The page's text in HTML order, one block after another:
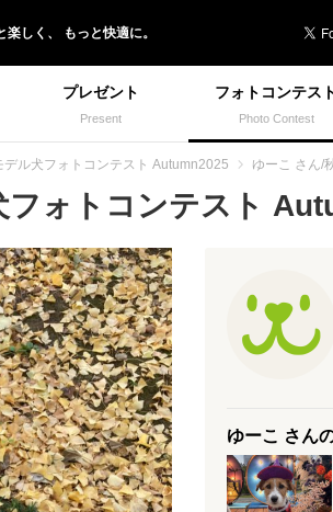
楽しく、 もっと快適に。
プレゼント
Present
フォトコンテス
Photo Contest
デル犬フォトコンテスト Autumn2025 ゆーこ さん/
ォトコンテスト
ゆーこ さん